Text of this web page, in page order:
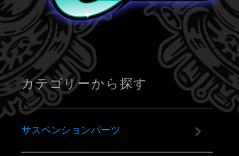
カテゴリーから探す
サスペンションパーツ